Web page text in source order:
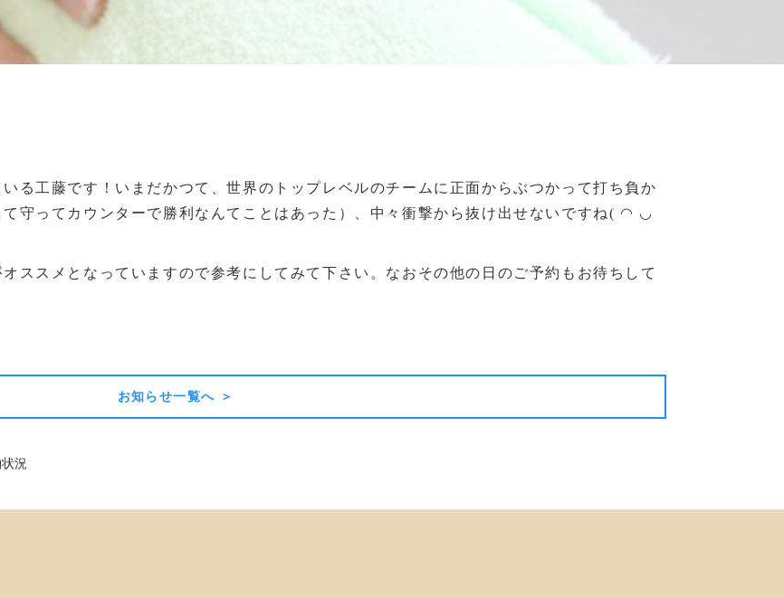
る工藤です！いまだかつて、世界のトップレベルのチームに正面からぶつかって打ち負か
守ってカウンターで勝利なんてことはあった）、中々衝撃から抜け出せないですね( ◠ ◡
ススメとなっていますので参考にしてみて下さい。なおその他の日のご予約もお待ちして
お知らせ一覧へ ＞
況